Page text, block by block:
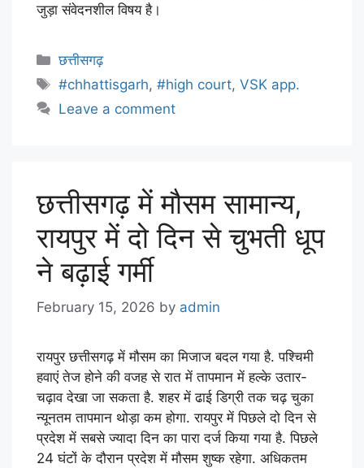
जुड़ा संवेदनशील विषय है।
छत्तीसगढ़
#chhattisgarh,#high court,VSK app.
Leave a comment
छत्तीसगढ़ में मौसम सामान्य,
रायपुर में दो दिन से चुभती धूप
ने बढ़ाई गर्मी
February 15, 2026 by admin
रायपुर छत्तीसगढ़ में मौसम का मिजाज बदल गया है. पश्चिमी
हवाएं तेज होने की वजह से रात में तापमान में हल्के उतार-
चढ़ाव देखा जा सकता है. शहर में ढाई डिग्री तक चढ़ चुका
न्यूनतम तापमान थोड़ा कम होगा. रायपुर में पिछले दो दिन से
प्रदेश में सबसे ज्यादा दिन का पारा दर्ज किया गया है. पिछले
24 घंटों के दौरान प्रदेश में मौसम शुष्क रहेगा. अधिकतम